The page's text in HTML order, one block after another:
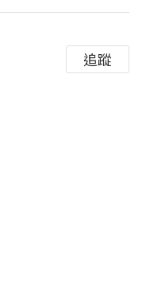
追蹤